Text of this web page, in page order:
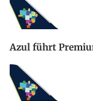
Azul führt